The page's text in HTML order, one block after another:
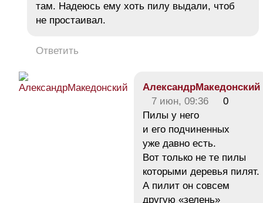
там. Надеюсь ему хоть пилу выдали, чтоб
не простаивал.
Ответить
АлександрМакедонский
7 июн, 09:36
0
Пилы у него
и его подчиненных
уже давно есть.
Вот только не те пилы
которыми деревья пилят.
А пилит он совсем
другую «зелень»